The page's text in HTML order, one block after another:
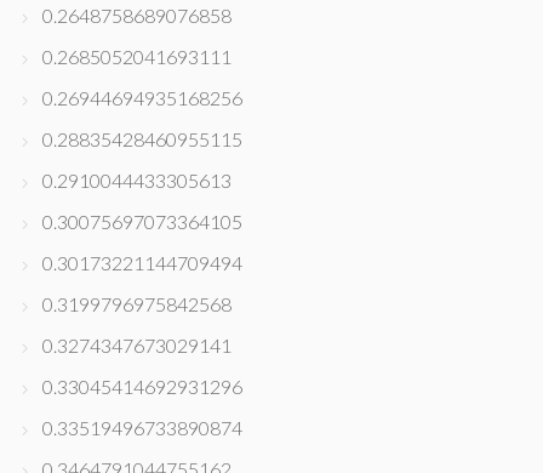
0.2648758689076858
0.2685052041693111
0.26944694935168256
0.28835428460955115
0.2910044433305613
0.30075697073364105
0.30173221144709494
0.3199796975842568
0.3274347673029141
0.33045414692931296
0.33519496733890874
0.3464791044755162